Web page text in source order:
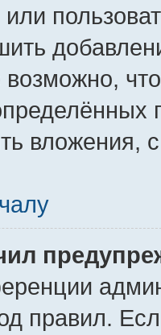
вложения,
правил.